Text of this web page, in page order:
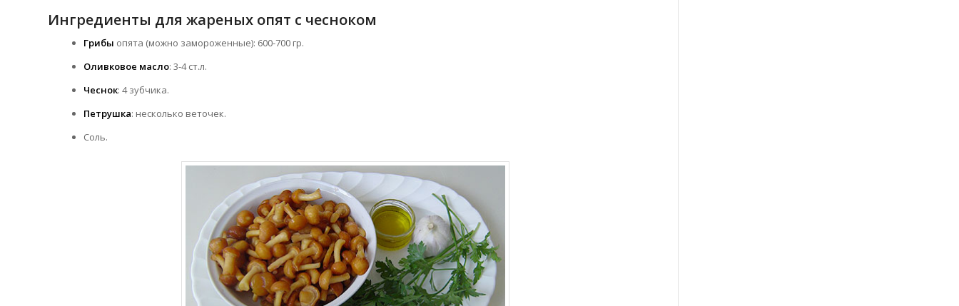
Ингредиенты для жареных опят с чесноком
Грибы опята (можно замороженные): 600-700 гр.
Оливковое масло: 3-4 ст.л.
Чеснок: 4 зубчика.
Петрушка: несколько веточек.
Соль.